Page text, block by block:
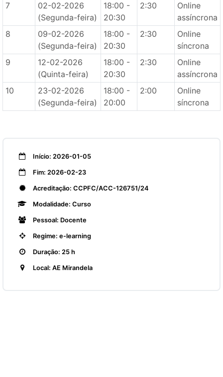
7
02-02-2026
(Segunda-feira)
18:00 -
20:30
2:30
Online
assíncrona
8
09-02-2026
(Segunda-feira)
18:00 -
20:30
2:30
Online
síncrona
9
12-02-2026
(Quinta-feira)
18:00 -
20:30
2:30
Online
assíncrona
10
23-02-2026
(Segunda-feira)
18:00 -
20:00
2:00
Online
síncrona
Início: 2026-01-05
Fim: 2026-02-23
Acreditação: CCPFC/ACC-126751/24
Modalidade: Curso
Pessoal: Docente
Regime: e-learning
Duração: 25 h
Local: AE Mirandela